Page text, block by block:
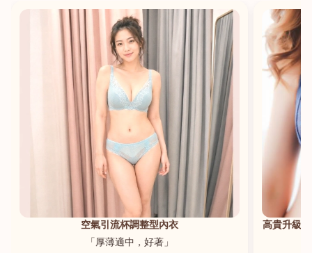
空氣引流杯調整型內衣
「厚薄適中，好著」
高貴升級
港澳中文
English